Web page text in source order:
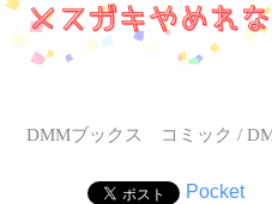
DMMブックス コミック /
Pocket